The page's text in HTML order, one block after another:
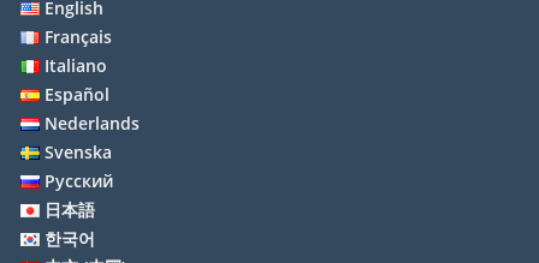
English
Français
Italiano
Español
Nederlands
Svenska
Русский
日本語
한국어